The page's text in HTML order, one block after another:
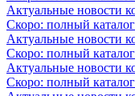
Актуальные новости
Скоро: полный
Актуальные новости
Скоро: полный
Актуальные новости
Скоро: полный